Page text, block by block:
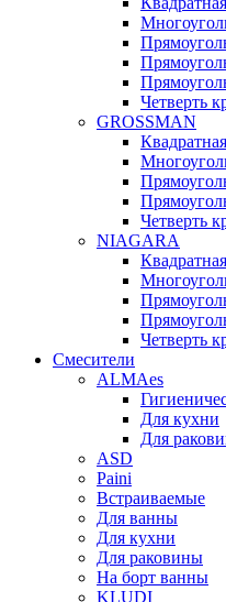
Четверть
GROSSMAN
Квадратная
Четверть
NIAGARA
Квадратная
Четверть
Смесители
ALMAes
Для кухни
Для
ASD
Paini
Встраиваемые
Для ванны
Для кухни
Для раковины
На борт ванны
KLUDI